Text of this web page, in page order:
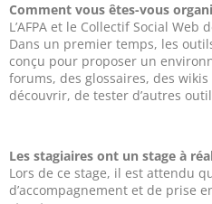
Comment vous êtes-vous
L’AFPA et le Collectif Social
Dans un premier temps, les
conçu pour proposer un
forums, des glossaires, des
découvrir, de tester d’autres
Les stagiaires ont un stage à
Lors de ce stage, il est attendu
d’accompagnement et de prise